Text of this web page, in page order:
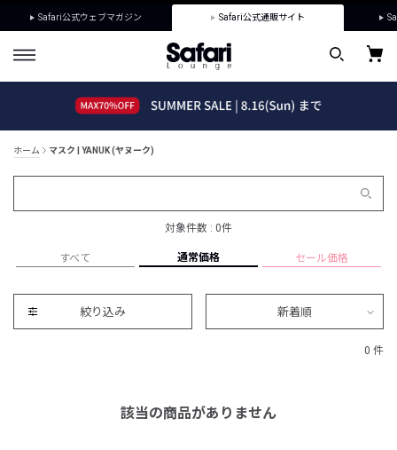
Safari公式ウェブマガジン Safari公式通販サイト
ホーム マスク | YANUK (ヤヌーク)
対象件数 : 0件
すべて 通常価格 セール価格
絞り込み 新着順
0 件
該当の商品がありません